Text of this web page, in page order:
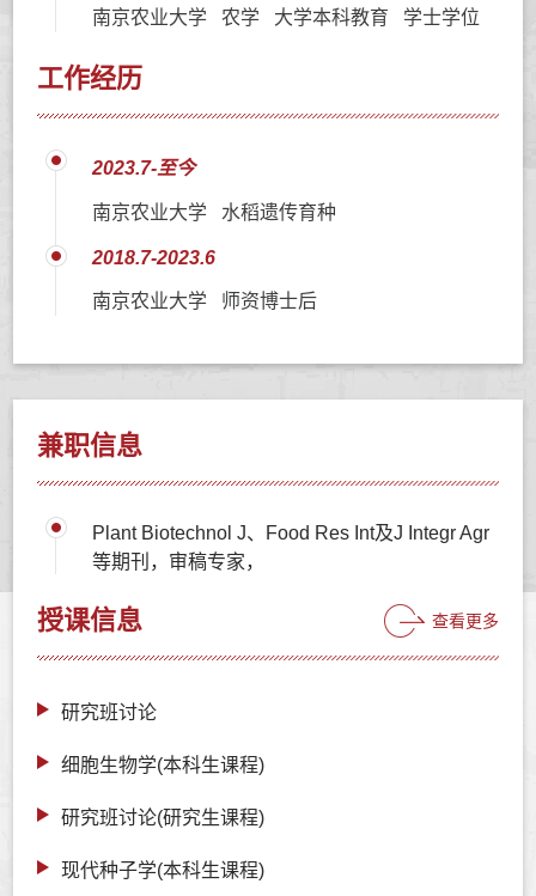
南京农业大学 农学 大学本科教育 学士学位
工作经历
2023.7-至今
南京农业大学 水稻遗传育种
2018.7-2023.6
南京农业大学 师资博士后
兼职信息
Plant Biotechnol J、Food Res Int及J Integr Agr
等期刊，审稿专家，
授课信息 查看更多
研究班讨论
细胞生物学(本科生课程)
研究班讨论(研究生课程)
现代种子学(本科生课程)